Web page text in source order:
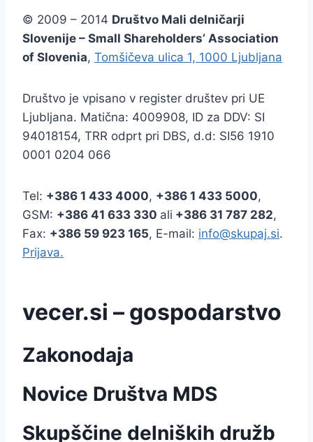
© 2009 – 2014 Društvo Mali delničarji
Slovenije – Small Shareholders’ Association
of Slovenia, Tomšičeva ulica 1, 1000 Ljubljana
Društvo je vpisano v register društev pri UE
Ljubljana. Matična: 4009908, ID za DDV: SI
94018154, TRR odprt pri DBS, d.d: SI56 1910
0001 0204 066
Tel: +386 1 433 4000, +386 1 433 5000,
GSM: +386 41 633 330 ali +386 31 787 282,
Fax: +386 59 923 165, E-mail: info@skupaj.si.
Prijava.
vecer.si – gospodarstvo
Zakonodaja
Novice Društva MDS
Skupščine delniških družb